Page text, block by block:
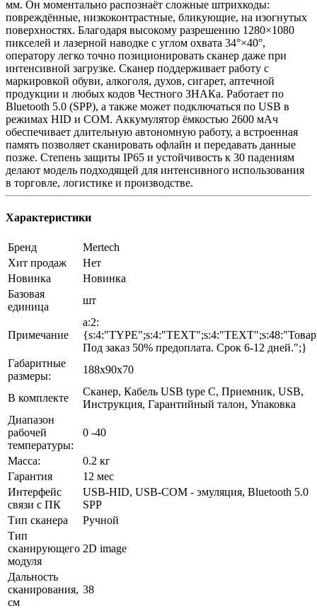
мм. Он моментально распознаёт сложные штрихкоды:
повреждённые, низкоконтрастные, бликующие, на изогнутых
поверхностях. Благодаря высокому разрешению 1280×1080
пикселей и лазерной наводке с углом охвата 34°×40°,
оператору легко точно позиционировать сканер даже при
интенсивной загрузке. Сканер поддерживает работу с
маркировкой обуви, алкоголя, духов, сигарет, аптечной
продукции и любых кодов Честного ЗНАКа. Работает по
Bluetooth 5.0 (SPP), а также может подключаться по USB в
режимах HID и COM. Аккумулятор ёмкостью 2600 мАч
обеспечивает длительную автономную работу, а встроенная
память позволяет сканировать офлайн и передавать данные
позже. Степень защиты IP65 и устойчивость к 30 падениям
делают модель подходящей для интенсивного использования
в торговле, логистике и производстве.
Характеристики
Бренд
Mertech
Хит продаж
Нет
Новинка
Новинка
Базовая
единица
шт
Примечание
a:2:
Под заказ 50% предоплата. Срок 6-12 дней.";}
Габаритные
размеры:
188x90x70
В комплекте
Сканер, Кабель USB type С, Приемник, USB,
Инструкция, Гарантийный талон, Упаковка
Диапазон
рабочей
температуры:
0 -40
Масса:
0.2 кг
Гарантия
12 мес
Интерфейс
связи с ПК
USB-HID, USB-COM - эмуляция, Bluetooth 5.0
SPP
Тип сканера
Ручной
Тип
сканирующего
модуля
2D image
Дальность
сканирования,
см
38